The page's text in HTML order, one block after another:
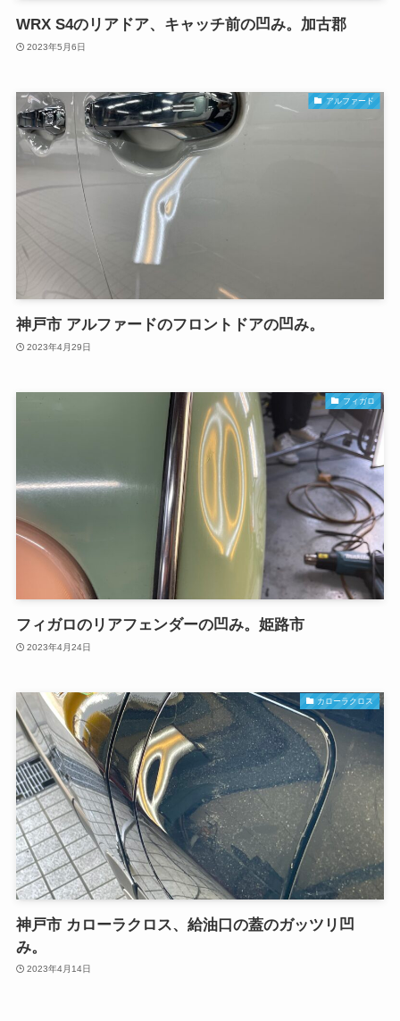
WRX S4のリアドア、キャッチ前の凹み。加古郡
2023年5月6日
アルファード
神戸市 アルファードのフロントドアの凹み。
2023年4月29日
フィガロ
フィガロのリアフェンダーの凹み。姫路市
2023年4月24日
カローラクロス
神戸市 カローラクロス、給油口の蓋のガッツリ凹
み。
2023年4月14日